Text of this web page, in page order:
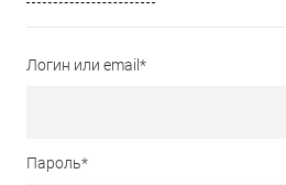
Логин или email*
Пароль*